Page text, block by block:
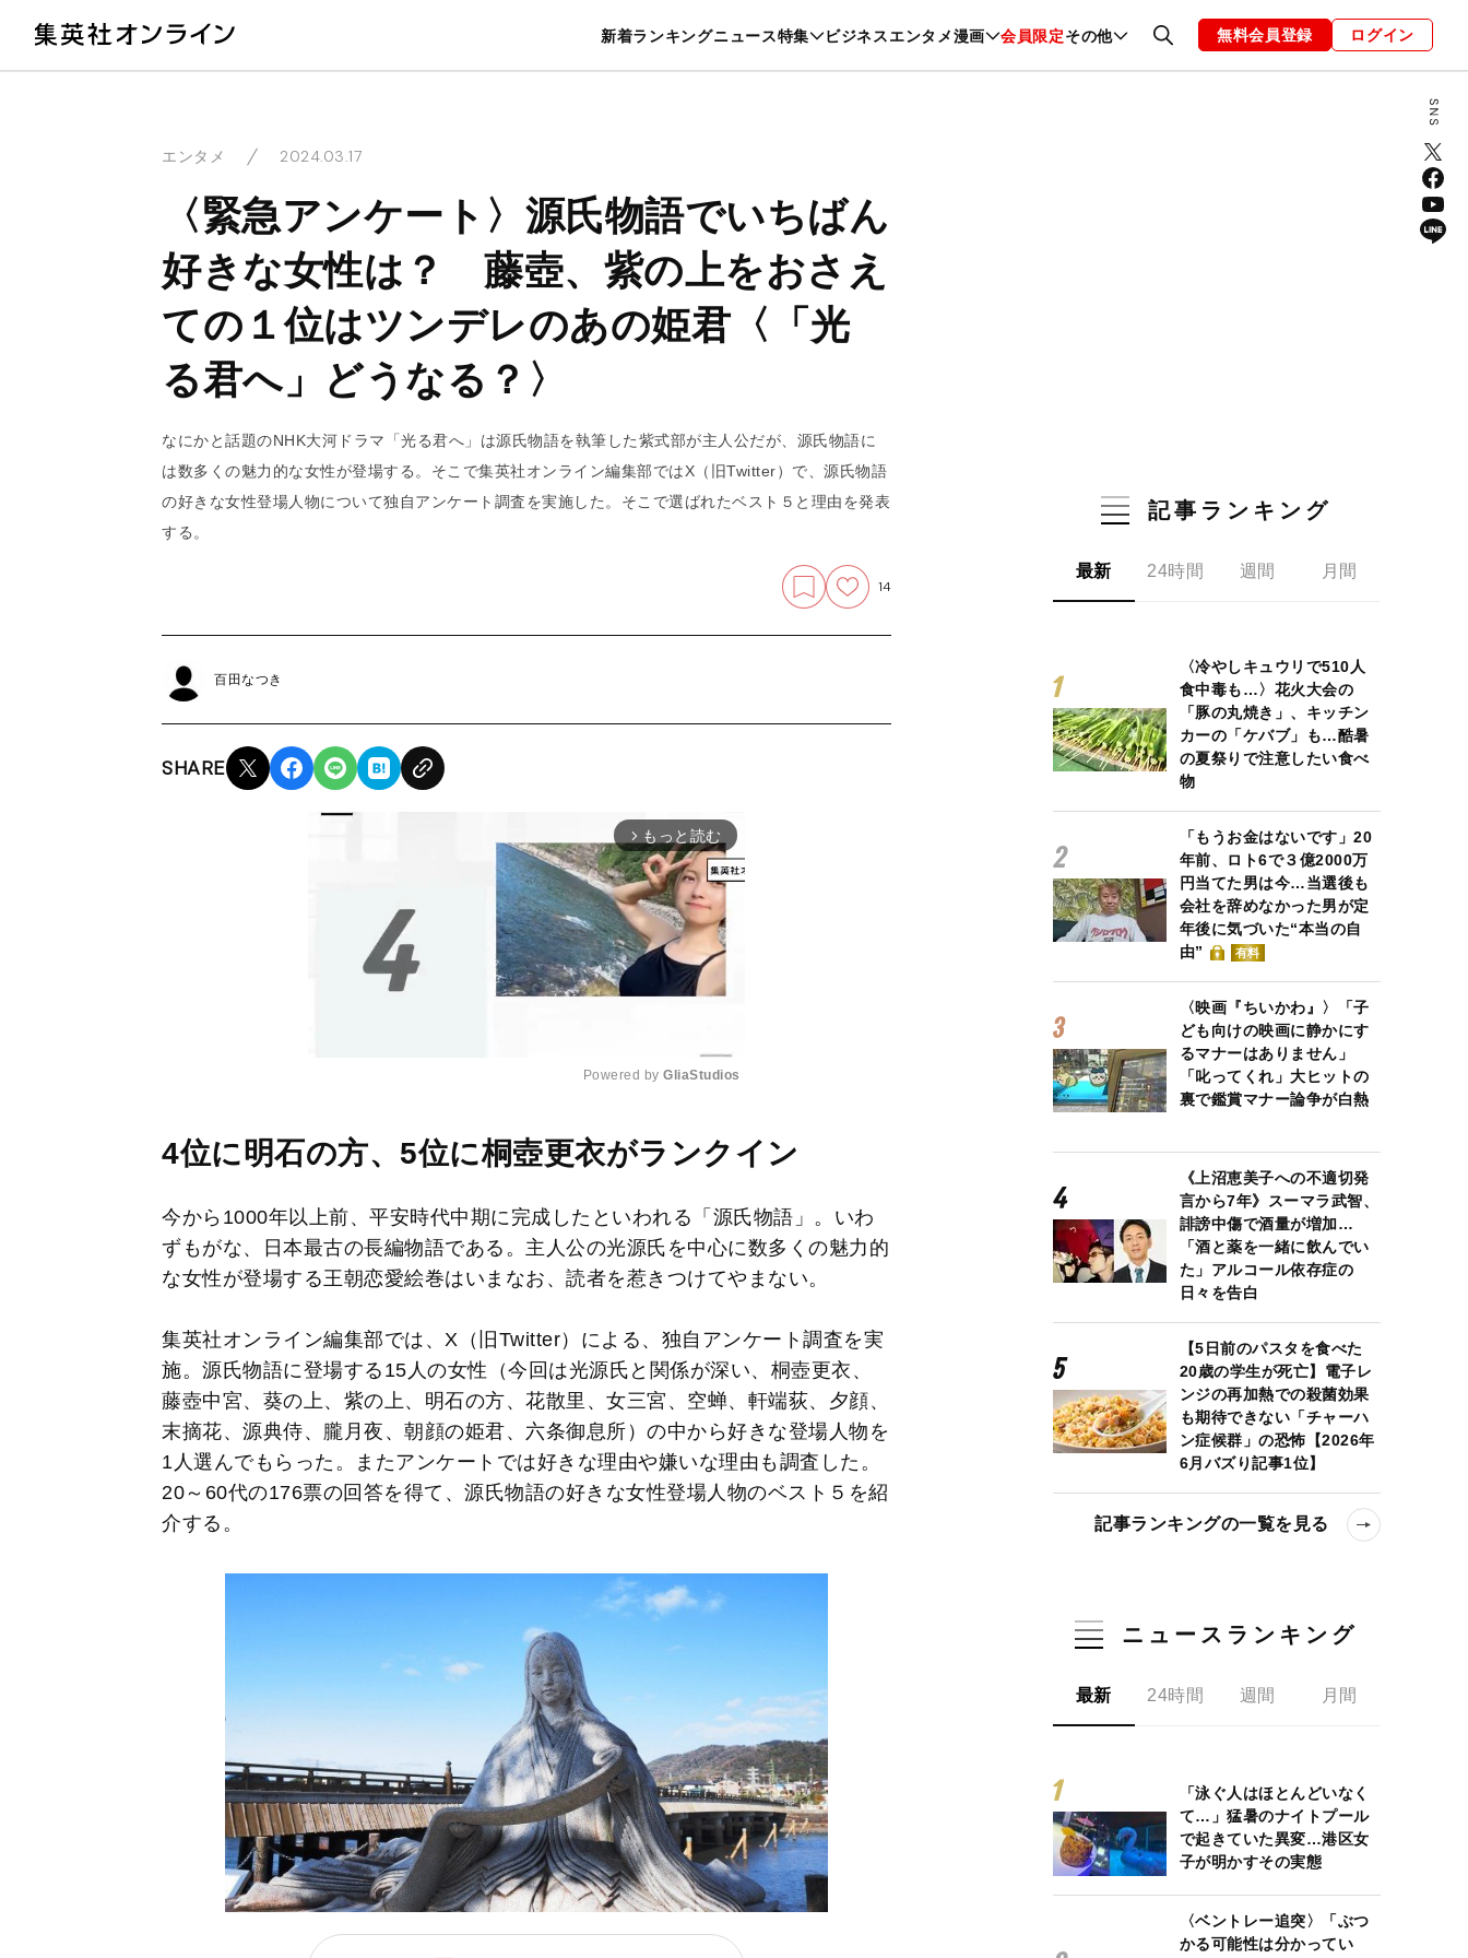
新着ランキングニュース特集 ビジネスエンタメ漫画 会員限定その他
暮らし スポーツ ヘルスケア 美容 グルメ ファッション 恋愛・結婚 編集部 お知らせ
無料会員登録 ログイン
エンタメ 2024.03.17
〈緊急アンケート〉源氏物語でいちばん
好きな女性は？ 藤壺、紫の上をおさえ
ての１位はツンデレのあの姫君〈「光
る君へ」どうなる？〉
なにかと話題のNHK大河ドラマ「光る君へ」は源氏物語を執筆した紫式部が主人公だが、源氏物語に
は数多くの魅力的な女性が登場する。そこで集英社オンライン編集部ではX（旧Twitter）で、源氏物語
の好きな女性登場人物について独自アンケート調査を実施した。そこで選ばれたベスト５と理由を発表
する。
14
百田なつき
SHARE
arrow_forward_ios もっと読む
M
e
Powered by GliaStudios
4位に明石の方、5位に桐壺更衣がランクイン
今から1000年以上前、平安時代中期に完成したといわれる「源氏物語」。いわ
ずもがな、日本最古の長編物語である。主人公の光源氏を中心に数多くの魅力的
な女性が登場する王朝恋愛絵巻はいまなお、読者を惹きつけてやまない。
集英社オンライン編集部では、X（旧Twitter）による、独自アンケート調査を実
施。源氏物語に登場する15人の女性（今回は光源氏と関係が深い、桐壺更衣、
藤壺中宮、葵の上、紫の上、明石の方、花散里、女三宮、空蝉、軒端荻、夕顔、
末摘花、源典侍、朧月夜、朝顔の姫君、六条御息所）の中から好きな登場人物を
1人選んでもらった。またアンケートでは好きな理由や嫌いな理由も調査した。
20～60代の176票の回答を得て、源氏物語の好きな女性登場人物のベスト５を紹
介する。
記事ランキング
最新 24時間 週間 月間
〈冷やしキュウリで510人
食中毒も…〉花火大会の
「豚の丸焼き」、キッチン
カーの「ケバブ」も…酷暑
の夏祭りで注意したい食べ
物
「もうお金はないです」20
年前、ロト6で３億2000万
円当てた男は今…当選後も
会社を辞めなかった男が定
年後に気づいた“本当の自
由”
有料
〈映画『ちいかわ』〉「子
ども向けの映画に静かにす
るマナーはありません」
「叱ってくれ」大ヒットの
裏で鑑賞マナー論争が白熱
《上沼恵美子への不適切発
言から7年》スーマラ武智、
誹謗中傷で酒量が増加…
「酒と薬を一緒に飲んでい
た」アルコール依存症の
日々を告白
【5日前のパスタを食べた
20歳の学生が死亡】電子レ
ンジの再加熱での殺菌効果
も期待できない「チャーハ
ン症候群」の恐怖【2026年
6月バズり記事1位】
記事ランキングの一覧を見る
ニュースランキング
最新 24時間 週間 月間
「泳ぐ人はほとんどいなく
て…」猛暑のナイトプール
で起きていた異変…港区女
子が明かすその実態
〈ベントレー追突〉「ぶつ
かる可能性は分かってい